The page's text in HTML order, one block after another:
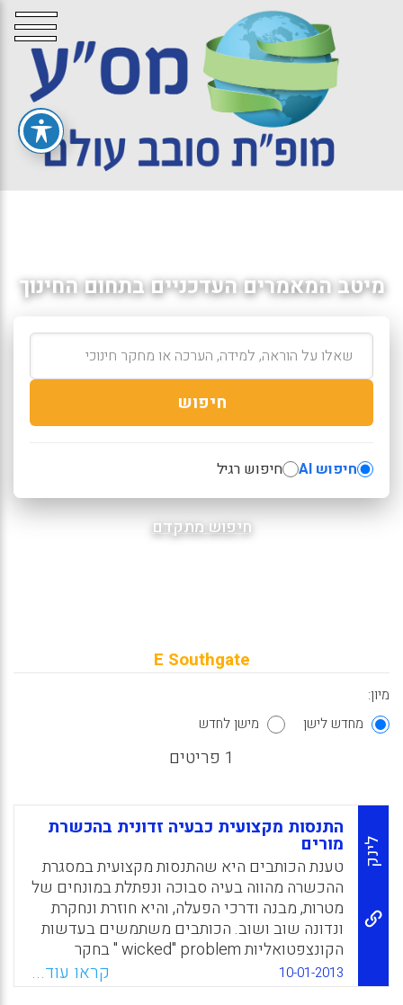
מיטב המאמרים העדכניים בתחום החינוך
חיפוש
חיפוש AI חיפוש רגיל
חיפוש מתקדם
E Southgate
מיון:
מחדש לישן
מישן לחדש
1 פריטים
לינק
התנסות מקצועית כבעיה זדונית בהכשרת
מורים
טענת הכותבים היא שהתנסות מקצועית במסגרת
ההכשרה מהווה בעיה סבוכה ונפתלת במונחים של
מטרות, מבנה ודרכי הפעלה, והיא חוזרת ונחקרת
ונדונה שוב ושוב. הכותבים משתמשים בעדשות
הקונצפטואליות wicked" problem " בחקר
שאלת המורכבות של ההתנסות המעשית
המקצועית בהכשרת מורים(ITE) העומדת באופן
10-01-2013 קראו עוד...